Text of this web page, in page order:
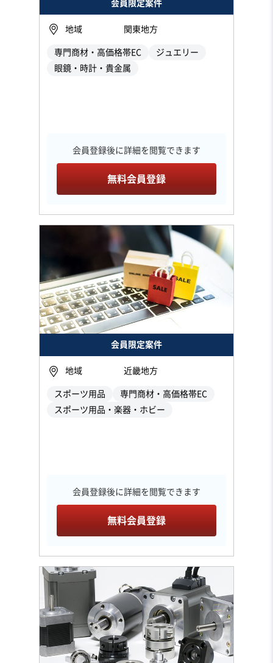
会員限定案件
地域 関東地方
専門商材・高価格帯EC
ジュエリー
眼鏡・時計・貴金属
会員登録後に詳細を閲覧できます
無料会員登録
会員限定案件
地域 近畿地方
スポーツ用品
専門商材・高価格帯EC
スポーツ用品・楽器・ホビー
会員登録後に詳細を閲覧できます
無料会員登録